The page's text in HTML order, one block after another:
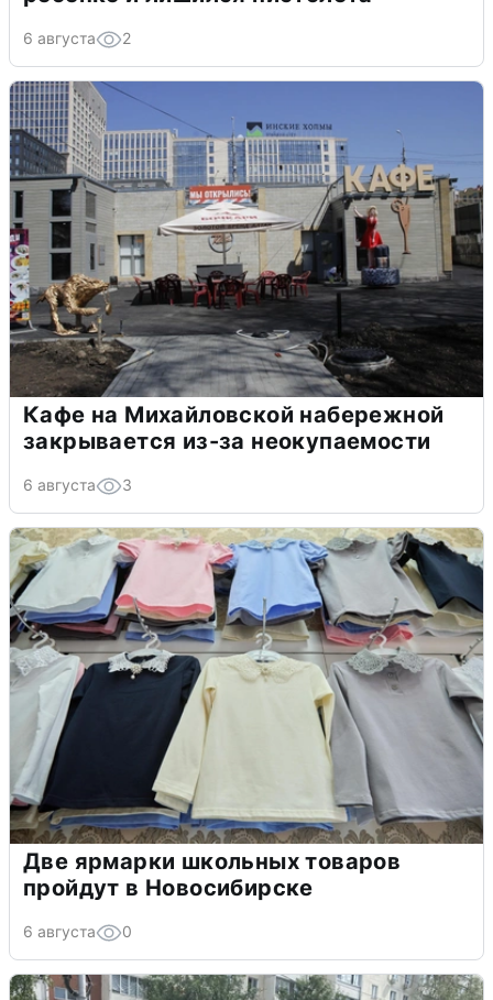
6 августа 2
Кафе на Михайловской набережной
закрывается из-за неокупаемости
6 августа 3
Две ярмарки школьных товаров
пройдут в Новосибирске
6 августа 0